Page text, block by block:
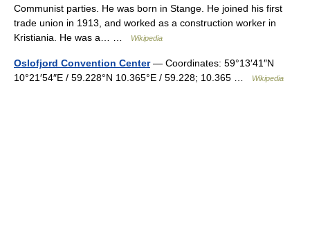
Communist parties. He was born in Stange. He joined his first
trade union in 1913, and worked as a construction worker in
Kristiania. He was a… …
Wikipedia
Oslofjord Convention Center— Coordinates: 59°13′41″N
10°21′54″E / 59.228°N 10.365°E / 59.228; 10.365 …
Wikipedia